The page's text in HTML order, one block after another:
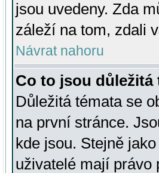
jsou uvedeny. Zda
záleží na tom, zdali
Návrat nahoru
Co to jsou důležitá
Důležitá témata se
na první stránce.
kde jsou. Stejně
uživatelé mají právo